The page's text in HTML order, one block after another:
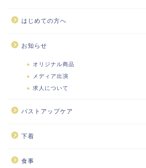
はじめての方へ
お知らせ
オリジナル商品
メディア出演
求人について
バストアップケア
下着
食事